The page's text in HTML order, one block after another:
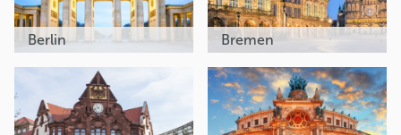
Berlin Bremen